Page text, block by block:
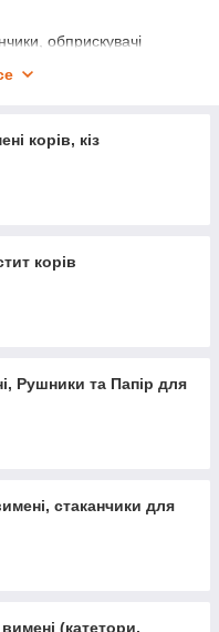
обприскувачі
для сосків);
пошкоджень
(молочні тести на
з вимені.
вим'ям див.
корів, кіз
корів
Рушники та Папір для
стаканчики для
(катетори,